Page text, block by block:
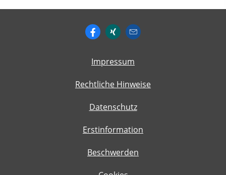
Impressum
Rechtliche Hinweise
Datenschutz
Erstinformation
Beschwerden